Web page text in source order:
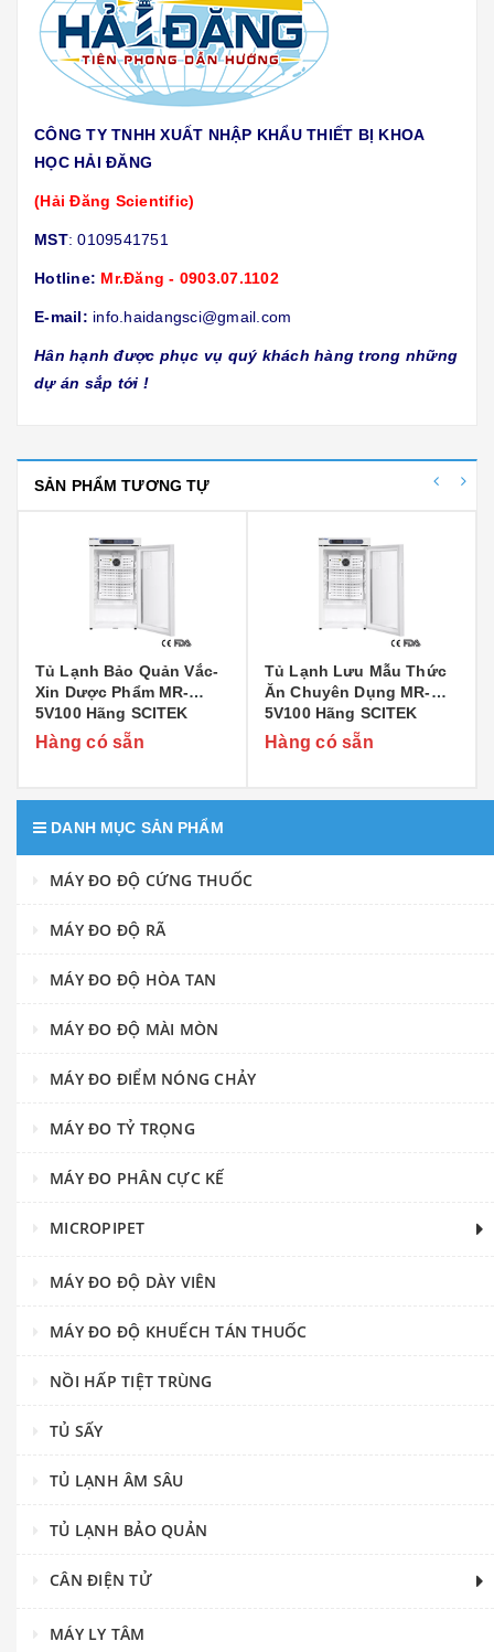
CÔNG TY TNHH XUẤT NHẬP KHẨU THIẾT BỊ KHOA
HỌC HẢI ĐĂNG
(Hải Đăng Scientific)
MST: 0109541751
Hotline: Mr.Đăng - 0903.07.1102
E-mail: info.haidangsci@gmail.com
Hân hạnh được phục vụ quý khách hàng trong những
dự án sắp tới !
SẢN PHẨM TƯƠNG TỰ
Tủ Lạnh Bảo Quản Vắc-
Xin Dược Phẩm MR-
5V100 Hãng SCITEK
Hàng có sẵn
Tủ Lạnh Lưu Mẫu Thức
Ăn Chuyên Dụng MR-
5V100 Hãng SCITEK
Hàng có sẵn
DANH MỤC SẢN PHẨM
MÁY ĐO ĐỘ CỨNG THUỐC
MÁY ĐO ĐỘ RÃ
MÁY ĐO ĐỘ HÒA TAN
MÁY ĐO ĐỘ MÀI MÒN
MÁY ĐO ĐIỂM NÓNG CHẢY
MÁY ĐO TỶ TRỌNG
MÁY ĐO PHÂN CỰC KẾ
MICROPIPET
MÁY ĐO ĐỘ DÀY VIÊN
MÁY ĐO ĐỘ KHUẾCH TÁN THUỐC
NỒI HẤP TIỆT TRÙNG
TỦ SẤY
TỦ LẠNH ÂM SÂU
TỦ LẠNH BẢO QUẢN
CÂN ĐIỆN TỬ
MÁY LY TÂM